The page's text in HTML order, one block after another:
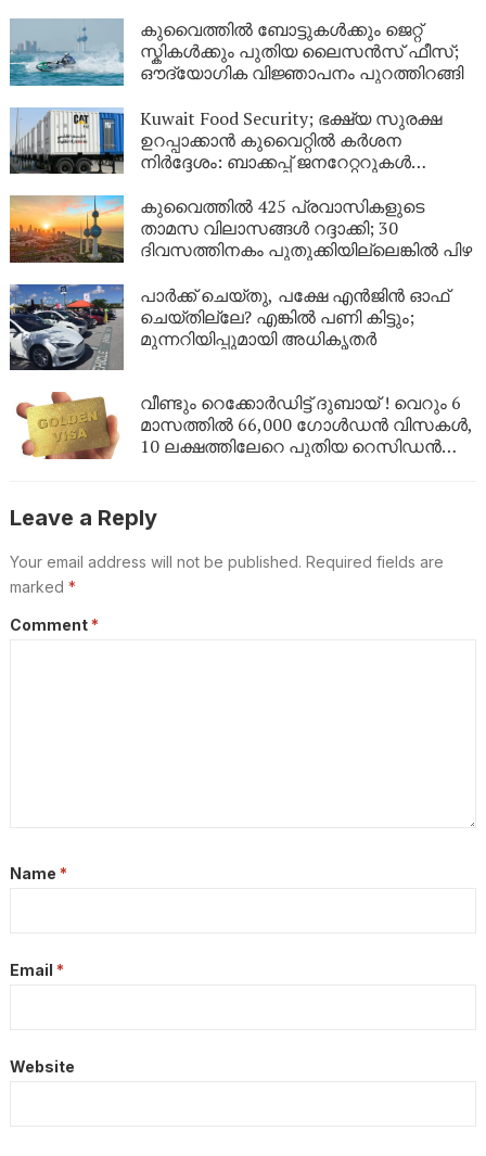
യുഎഇയിലെ തെരുവിൽ; ‘വാപ്പയെ
കാണണം’ എന്ന് കണ്ണീരോടെ മകൾ
കുവൈത്തിൽ ബോട്ടുകൾക്കും ജെറ്റ്
സ്കികൾക്കും പുതിയ ലൈസൻസ് ഫീസ്;
ഔദ്യോഗിക വിജ്ഞാപനം പുറത്തിറങ്ങി
Kuwait Food Security; ഭക്ഷ്യ സുരക്ഷ
ഉറപ്പാക്കാൻ കുവൈറ്റിൽ കർശന
നിർദ്ദേശം: ബാക്കപ്പ് ജനറേറ്ററുകൾ
കുവൈത്തിൽ 425 പ്രവാസികളുടെ
താമസ വിലാസങ്ങൾ റദ്ദാക്കി; 30
ദിവസത്തിനകം പുതുക്കിയില്ലെങ്കിൽ പിഴ
പാർക്ക് ചെയ്തു, പക്ഷേ എൻജിൻ ഓഫ്
ചെയ്തില്ലേ? എങ്കിൽ പണി കിട്ടും;
മുന്നറിയിപ്പുമായി അധികൃതർ
വീണ്ടും റെക്കോർഡിട്ട് ദുബായ് ! വെറും 6
മാസത്തിൽ 66,000 ഗോൾഡൻ വിസകൾ,
10 ലക്ഷത്തിലേറെ പുതിയ റെസിഡൻസി
Leave a Reply
Your email address will not be published. Required fields are
marked *
Comment *
Name *
Email *
Website